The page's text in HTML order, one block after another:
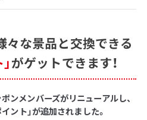
々な景品と交換できる
がゲットできます！
ンメンバーズがリニューアルし、
ント」が追加されました。